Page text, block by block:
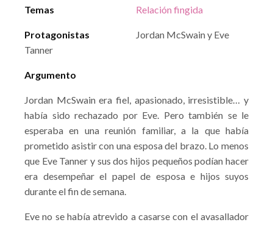
Temas Relación fingida
Protagonistas
Jordan McSwain y Eve
Tanner
Argumento
Jordan McSwain era fiel, apasionado, irresistible… y
había sido rechazado por Eve. Pero también se le
esperaba en una reunión familiar, a la que había
prometido asistir con una esposa del brazo. Lo menos
que Eve Tanner y sus dos hijos pequeños podían hacer
era desempeñar el papel de esposa e hijos suyos
durante el fin de semana.
Eve no se había atrevido a casarse con el avasallador